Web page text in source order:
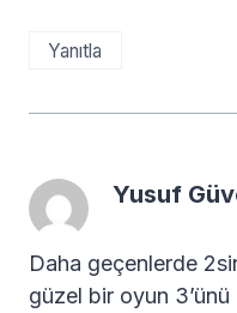
Yanıtla
Yusuf
Daha geçenlerde
güzel bir oyun